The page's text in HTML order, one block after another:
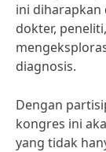
ini
dokter,
diagnosis.
Dengan
kongres ini
yang tidak